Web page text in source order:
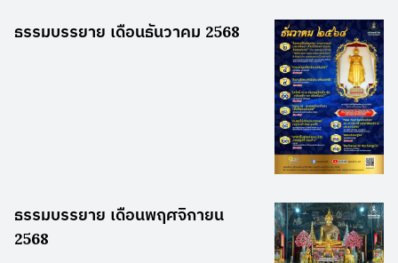
ธรรมบรรยาย เดือนธันวาคม 2568
ธรรมบรรยาย เดือนพฤศจิกายน
2568